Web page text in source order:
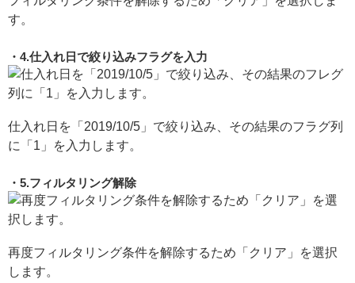
す。
4.仕入れ日で絞り込みフラグを入力
仕入れ日を「2019/10/5」で絞り込み、その結果のフラグ列
に「1」を入力します。
5.フィルタリング解除
再度フィルタリング条件を解除するため「クリア」を選択
します。